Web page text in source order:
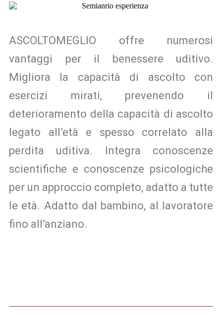
ASCOLTOMEGLIO offre numerosi
vantaggi per il benessere uditivo.
Migliora la capacità di ascolto con
esercizi mirati, prevenendo il
deterioramento della capacità di ascolto
legato all’età e spesso correlato alla
perdita uditiva. Integra conoscenze
scientifiche e conoscenze psicologiche
per un approccio completo, adatto a tutte
le età. Adatto dal bambino, al lavoratore
fino all’anziano.